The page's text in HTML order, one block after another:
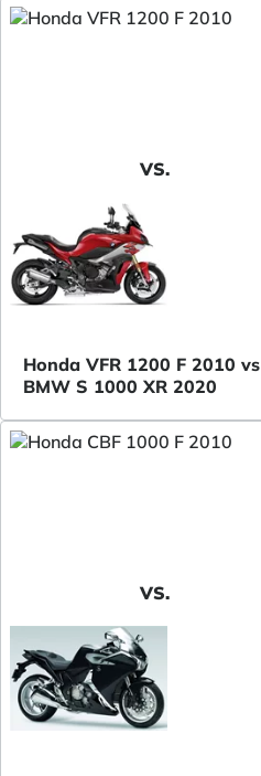
VS.
Honda VFR 1200 F 2010 vs
BMW S 1000 XR 2020
VS.